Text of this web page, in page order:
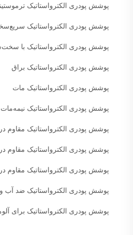
پوشش پودری الکترواستاتیک
پوشش پودری الکترواستاتیک
پوشش پودری الکترواستاتیک با
پوشش پودری الکترواستاتیک براق
پوشش پودری الکترواستاتیک مات
پوشش پودری الکترواستاتیک نیمه‌مات
پوشش پودری الکترواستاتیک مقاوم
پوشش پودری الکترواستاتیک مقاوم
پوشش پودری الکترواستاتیک مقاوم
پوشش پودری الکترواستاتیک ضد آب
پوشش پودری الکترواستاتیک برای